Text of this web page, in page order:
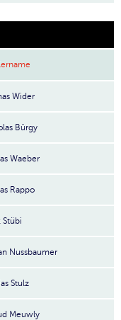
Wider
Bürgy
Waeber
Rappo
Stübi
Nussbaumer
Stulz
Meuwly